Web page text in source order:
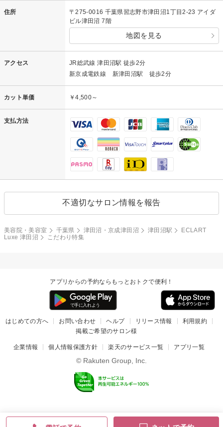
住所
〒275-0016 千葉県習志野市津田沼1丁目2-23 アイダ
ビル津田沼 7階
地図を見る
アクセス
JR総武線 津田沼駅 徒歩2分
新京成電鉄線 新津田沼駅 徒歩2分
カット単価 ￥4,500～
支払方法
不適切なサロン情報を報告
美容院・美容室 千葉県 津田沼・京成津田沼 津田沼駅
ECLART
Luxe 津田沼
こだわり特集
アプリからの予約ならもっとおトクで便利！
はじめての方へ お問い合わせ ヘルプ リリース情報
利用規約
掲載ご希望のサロン様
企業情報 個人情報保護方針 楽天のサービス一覧 アプリ一覧
© Rakuten Group, Inc.